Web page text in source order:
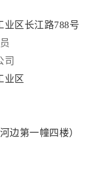
区长江路788号
司
业区
边第一幢四楼）